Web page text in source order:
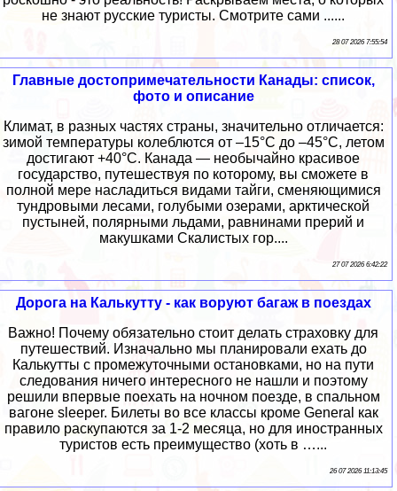
не знают русские туристы. Смотрите сами ......
28 07 2026 7:55:54
Главные достопримечательности Канады: список,
фото и описание
Климат, в разных частях страны, значительно отличается:
зимой температуры колеблются от –15°C до –45°C, летом
достигают +40°C. Канада — необычайно красивое
государство, путешествуя по которому, вы сможете в
полной мере насладиться видами тайги, сменяющимися
тундровыми лесами, голубыми озерами, арктической
пустыней, полярными льдами, равнинами прерий и
макушками Скалистых гор....
27 07 2026 6:42:22
Дорога на Калькутту - как воруют багаж в поездах
Важно! Почему обязательно стоит делать страховку для
путешествий. Изначально мы планировали ехать до
Калькутты с промежуточными остановками, но на пути
следования ничего интересного не нашли и поэтому
решили впервые поехать на ночном поезде, в спальном
вагоне sleeper. Билеты во все классы кроме General как
правило раскупаются за 1-2 месяца, но для иностранных
туристов есть преимущество (хоть в …...
26 07 2026 11:13:45